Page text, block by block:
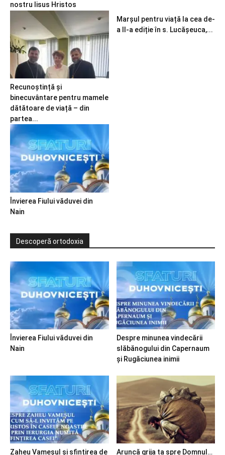
nostru Iisus Hristos
Recunoștință și
binecuvântare pentru mamele
dătătoare de viață – din
partea...
Marșul pentru viață la cea de-
a II-a ediție în s. Lucășeuca,...
Învierea Fiului văduvei din
Nain
Descoperă ortodoxia
Învierea Fiului văduvei din
Nain
Despre minunea vindecării
slăbănogului din Capernaum
și Rugăciunea inimii
Zaheu Vameșul și sfințirea de Aruncă grija ta spre Domnul…